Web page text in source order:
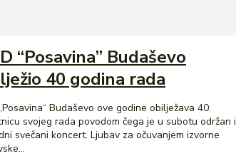
“Posavina” Budaševo
40 godina rada
Budaševo ove godine obilježava 40.
svojeg rada povodom čega je u subotu održan i
koncert. Ljubav za očuvanjem izvorne